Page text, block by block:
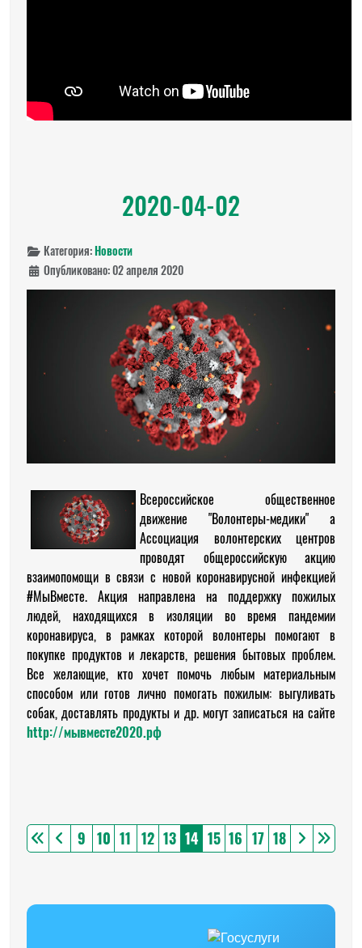
2020-04-02
Категория:Новости
Опубликовано: 02 апреля 2020
Всероссийское общественное
движение "Волонтеры-медики" а
Ассоциация волонтерских центров
проводят общероссийскую акцию
взаимопомощи в связи с новой коронавирусной инфекцией
#МыВместе. Акция направлена на поддержку пожилых
людей, находящихся в изоляции во время пандемии
коронавируса, в рамках которой волонтеры помогают в
покупке продуктов и лекарств, решения бытовых проблем.
Все желающие, кто хочет помочь любым материальным
способом или готов лично помогать пожилым: выгуливать
собак, доставлять продукты и др. могут записаться на сайте
http://мывместе2020.рф
9 10 11 12 13 14 15 16 17 18